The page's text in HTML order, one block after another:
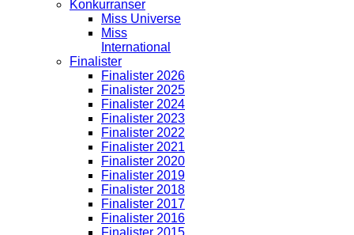
Konkurranser
Miss Universe
Miss
International
Finalister
Finalister 2026
Finalister 2025
Finalister 2024
Finalister 2023
Finalister 2022
Finalister 2021
Finalister 2020
Finalister 2019
Finalister 2018
Finalister 2017
Finalister 2016
Finalister 2015